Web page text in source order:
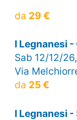
da 29 €
I Legnanesi -
Sab 12/12/26,
Via
da 25 €
I Legnanesi